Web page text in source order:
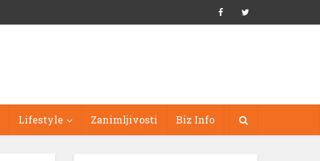
Lifestyle Zanimljivosti Biz Info